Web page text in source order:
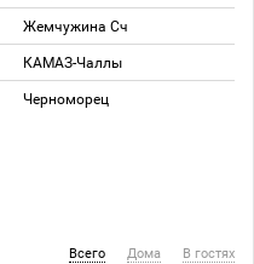
Жемчужина Сч
КАМАЗ-Чаллы
Черноморец
Всего Дома В гостях